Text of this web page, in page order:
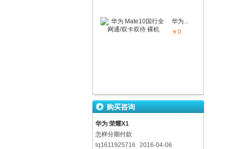
华为...
￥0
购买咨询
华为 荣耀X1
怎样分期付款
lq1611925716
2016-04-06